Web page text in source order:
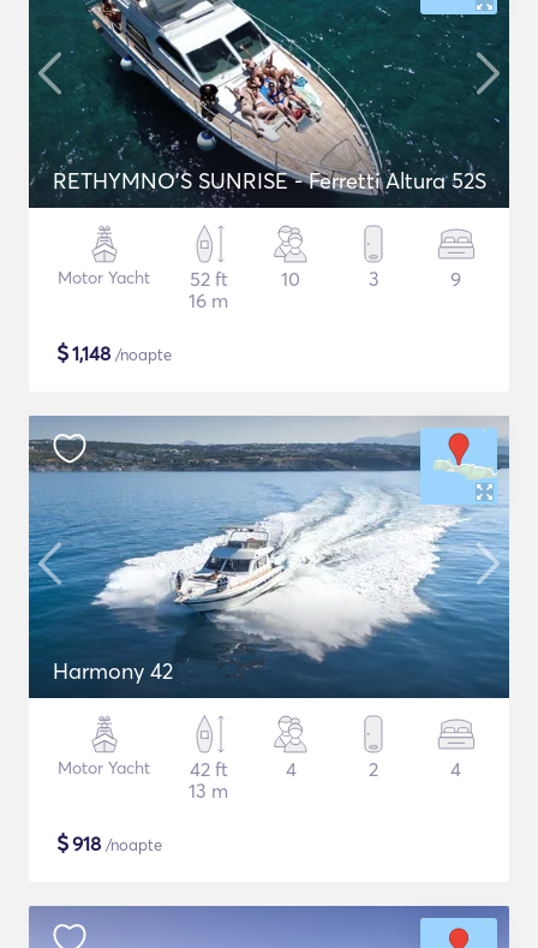
RETHYMNO'S SUNRISE - Ferretti Altura 52S
Motor Yacht
52 ft
16 m
10 3 9
$1,148 /noapte
Harmony 42
Motor Yacht
42 ft
13 m
4 2 4
$918 /noapte